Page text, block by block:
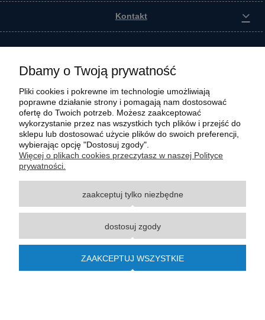
Kontakt
Wszystkie materiały graficzne i zdjęciowe zamieszczone na stronie internetowej polmasz.pl
są prawnie chronione i stanowią własność intelektualną polmasz.pl. Jakiekolwiek
z zastrzeżeniem korzystania o charakterze niekomercyjnym dla użytku osobistego, ze
wskazaniem źródła. Nazwy Carraro, Case, Cat, Caterpillar, Dana Spicer, Doosan, Komatsu,
znakami towarowymi odpowiednich producentów oryginalnego sprzętu. Wszystkie nazwy,
opisy, numery i symbole zostały użyte wyłącznie w celach informacyjnych lub
wymienionych marek i producentów.
Dbamy o Twoją prywatność
Pliki cookies i pokrewne im technologie umożliwiają
poprawne działanie strony i pomagają nam dostosować
ofertę do Twoich potrzeb. Możesz zaakceptować
wykorzystanie przez nas wszystkich tych plików i przejść do
sklepu lub dostosować użycie plików do swoich preferencji,
wybierając opcję "Dostosuj zgody".
Więcej o plikach cookies przeczytasz w naszej Polityce
prywatności.
zaakceptuj tylko niezbędne
dostosuj zgody
ZAAKCEPTUJ WSZYSTKIE